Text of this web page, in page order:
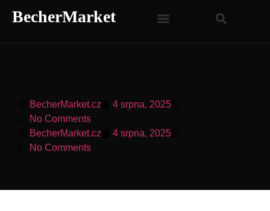
BecherMarket
BecherMarket.cz 4 srpna, 2025
No Comments
BecherMarket.cz
4 srpna, 2025
No Comments